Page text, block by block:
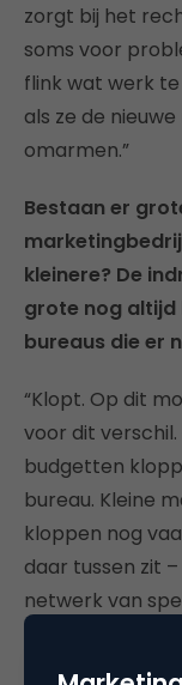
zorgt bij het
soms voor
flink wat werk
als ze de
omarmen.”
Bestaan er
kleinere? De
grote nog altijd
bureaus die er
“Klopt. Op dit
voor dit
budgetten
bureau. Kleine
kloppen nog
daar tussen zit
netwerk van